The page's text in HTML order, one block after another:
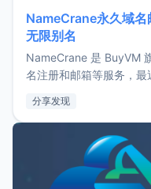
NameCrane永久域
无限别名
NameCrane 是 BuyVM
名注册和邮箱等服务，
又实惠的域名邮箱，不
分享发现